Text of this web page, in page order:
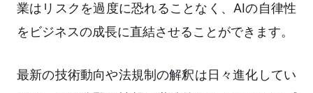
業はリスクを過度に恐れることなく、AIの自律性
をビジネスの成長に直結させることができます。
最新の技術動向や法規制の解釈は日々進化してい